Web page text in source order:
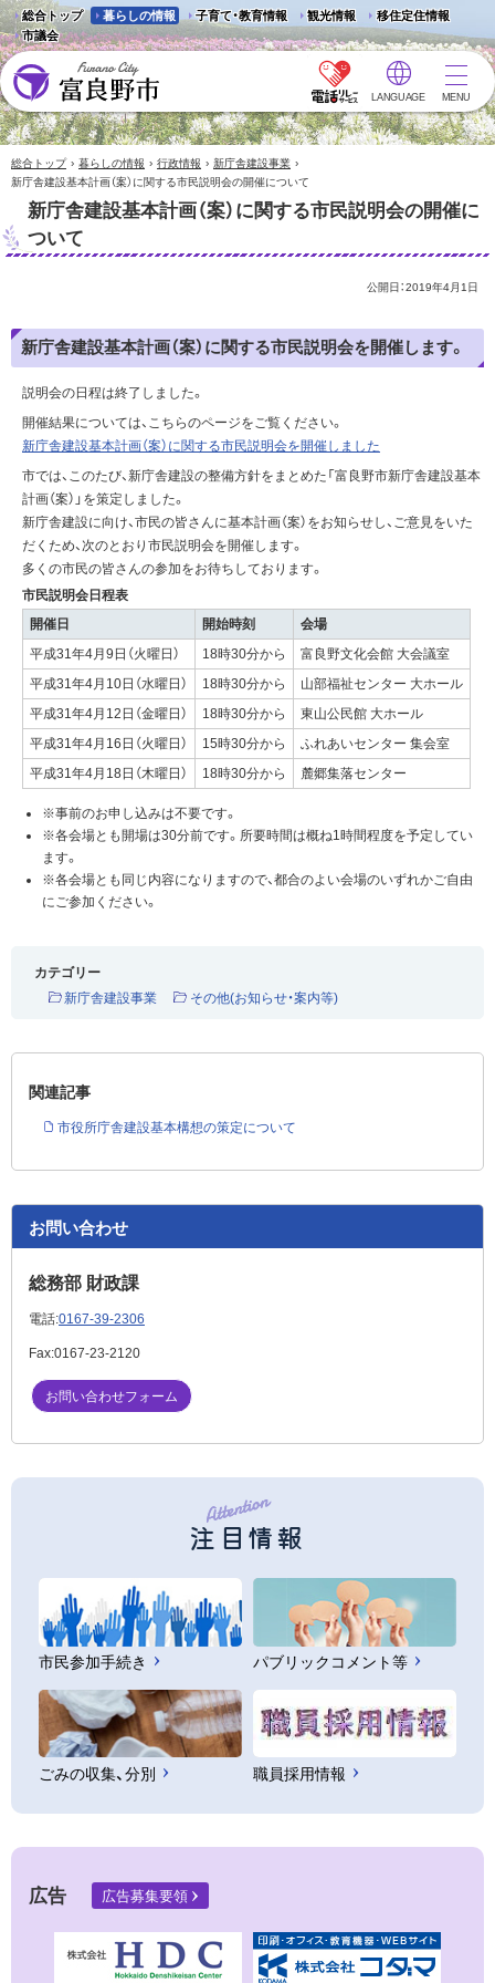
総合トップ 暮らしの情報 子育て・教育情報 観光情報
移住定住情報
市議会
富良野市 - Frano City
LANGUAGE MENU
総合トップ › 暮らしの情報 › 行政情報 › 新庁舎建設事業 ›
新庁舎建設基本計画（案）に関する市民説明会の開催について
新庁舎建設基本計画（案）に関する市民説明会の開催に
ついて
公開日：2019年4月1日
新庁舎建設基本計画（案）に関する市民説明会を開催します。
説明会の日程は終了しました。
開催結果については、こちらのページをご覧ください。
新庁舎建設基本計画（案）に関する市民説明会を開催しました
市では、このたび、新庁舎建設の整備方針をまとめた「富良野市新庁舎建設基本
計画（案）」を策定しました。
新庁舎建設に向け、市民の皆さんに基本計画（案）をお知らせし、ご意見をいた
だくため、次のとおり市民説明会を開催します。
多くの市民の皆さんの参加をお待ちしております。
市民説明会日程表
開催日
開始時刻
会場
平成31年4月9日（火曜日）
18時30分から
富良野文化会館 大会議室
平成31年4月10日（水曜日）
18時30分から
山部福祉センター 大ホール
平成31年4月12日（金曜日）
18時30分から
東山公民館 大ホール
平成31年4月16日（火曜日）
15時30分から
ふれあいセンター 集会室
平成31年4月18日（木曜日）
18時30分から 麓郷集落センター
※事前のお申し込みは不要です。
※各会場とも開場は30分前です。所要時間は概ね1時間程度を予定してい
ます。
※各会場とも同じ内容になりますので、都合のよい会場のいずれかご自由
にご参加ください。
カテゴリー
新庁舎建設事業
その他(お知らせ・案内等)
関連記事
市役所庁舎建設基本構想の策定について
お問い合わせ
総務部 財政課
電話:0167-39-2306
Fax:0167-23-2120
お問い合わせフォーム
注目情報
市民参加手続き パブリックコメント等
ごみの収集、分別 職員採用情報
広告 広告募集要領